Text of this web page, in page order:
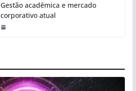
Gestão acadêmica e mercado
corporativo atual